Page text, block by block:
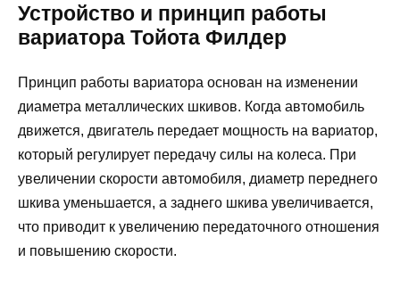
Устройство и принцип работы
вариатора Тойота Филдер
Принцип работы вариатора основан на изменении
диаметра металлических шкивов. Когда автомобиль
движется, двигатель передает мощность на вариатор,
который регулирует передачу силы на колеса. При
увеличении скорости автомобиля, диаметр переднего
шкива уменьшается, а заднего шкива увеличивается,
что приводит к увеличению передаточного отношения
и повышению скорости.